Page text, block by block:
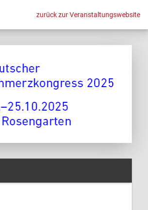
zurück zur Veranstaltungswebsite